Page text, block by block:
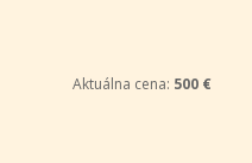
Aktuálna cena: 500 €